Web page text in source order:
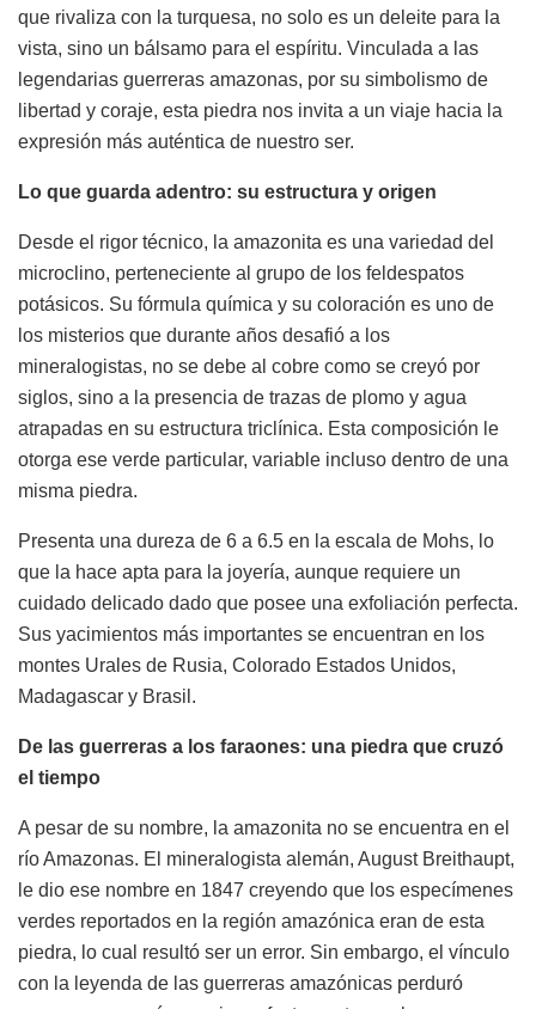
que rivaliza con la turquesa, no solo es un deleite para la
vista, sino un bálsamo para el espíritu. Vinculada a las
legendarias guerreras amazonas, por su simbolismo de
libertad y coraje, esta piedra nos invita a un viaje hacia la
expresión más auténtica de nuestro ser.
Lo que guarda adentro: su estructura y origen
Desde el rigor técnico, la amazonita es una variedad del
microclino, perteneciente al grupo de los feldespatos
potásicos. Su fórmula química y su coloración es uno de
los misterios que durante años desafió a los
mineralogistas, no se debe al cobre como se creyó por
siglos, sino a la presencia de trazas de plomo y agua
atrapadas en su estructura triclínica. Esta composición le
otorga ese verde particular, variable incluso dentro de una
misma piedra.
Presenta una dureza de 6 a 6.5 en la escala de Mohs, lo
que la hace apta para la joyería, aunque requiere un
cuidado delicado dado que posee una exfoliación perfecta.
Sus yacimientos más importantes se encuentran en los
montes Urales de Rusia, Colorado Estados Unidos,
Madagascar y Brasil.
De las guerreras a los faraones: una piedra que cruzó
el tiempo
A pesar de su nombre, la amazonita no se encuentra en el
río Amazonas. El mineralogista alemán, August Breithaupt,
le dio ese nombre en 1847 creyendo que los especímenes
verdes reportados en la región amazónica eran de esta
piedra, lo cual resultó ser un error. Sin embargo, el vínculo
con la leyenda de las guerreras amazónicas perduró